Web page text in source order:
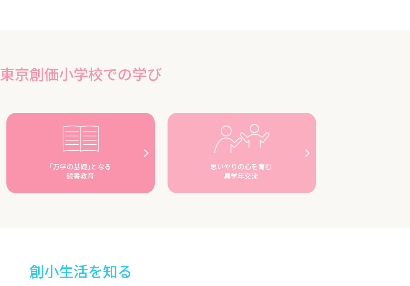
東京創価小学校での学び
｢万学の基礎｣となる
読書教育
思いやりの心を育む
異学年交流
創小生活を知る